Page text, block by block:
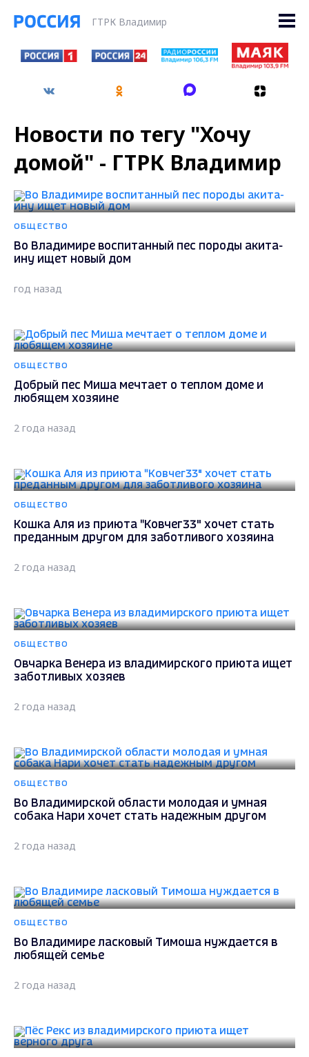
ГТРК Владимир
Новости по тегу "Хочу
домой" - ГТРК Владимир
ОБЩЕСТВО
Во Владимире воспитанный пес породы акита-
ину ищет новый дом
год назад
ОБЩЕСТВО
Добрый пес Миша мечтает о теплом доме и
любящем хозяине
2 года назад
ОБЩЕСТВО
Кошка Аля из приюта "Ковчег33" хочет стать
преданным другом для заботливого хозяина
2 года назад
ОБЩЕСТВО
Овчарка Венера из владимирского приюта ищет
заботливых хозяев
2 года назад
ОБЩЕСТВО
Во Владимирской области молодая и умная
собака Нари хочет стать надежным другом
2 года назад
ОБЩЕСТВО
Во Владимире ласковый Тимоша нуждается в
любящей семье
2 года назад